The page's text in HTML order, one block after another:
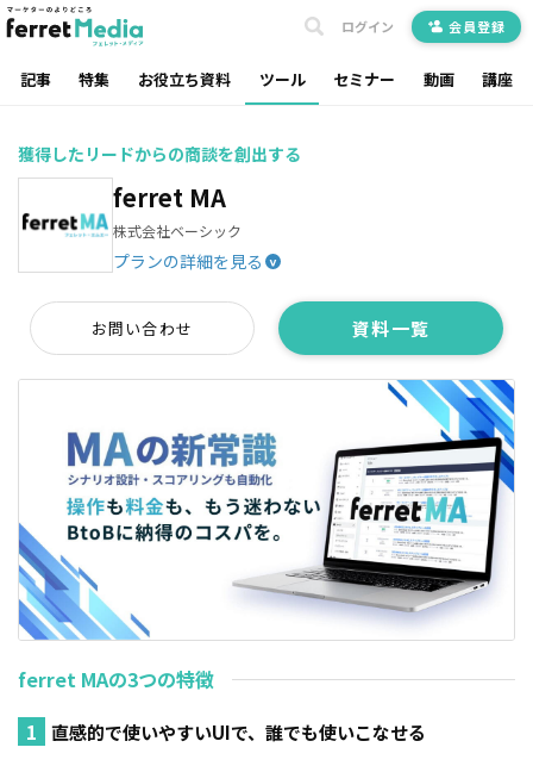
記事 特集 お役立ち資料 ツール セミナー 動画 講座
ログイン 会員登録
獲得したリードからの商談を創出する
ferret MA
株式会社ベーシック
プランの詳細を見る ^
お問い合わせ 資料一覧
ferret MAの3つの特徴
直感的で使いやすいUIで、誰でも使いこなせる